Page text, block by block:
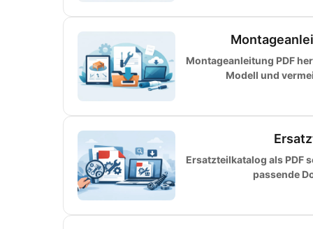
Montageanleitung PDF
Modell und
Ersatzteilkatalog als PDF
passende